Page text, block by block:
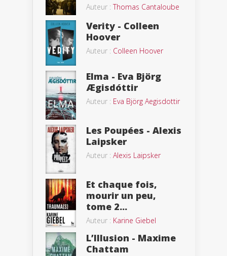
Auteur :Thomas Cantaloube
Verity - Colleen
Hoover
Auteur : Colleen Hoover
Elma - Eva Björg
Ægisdóttir
Auteur : Eva Björg Aegisdottir
Les Poupées - Alexis
Laipsker
Auteur : Alexis Laipsker
Et chaque fois,
mourir un peu,
tome 2...
Auteur : Karine Giebel
L’Illusion - Maxime
Chattam